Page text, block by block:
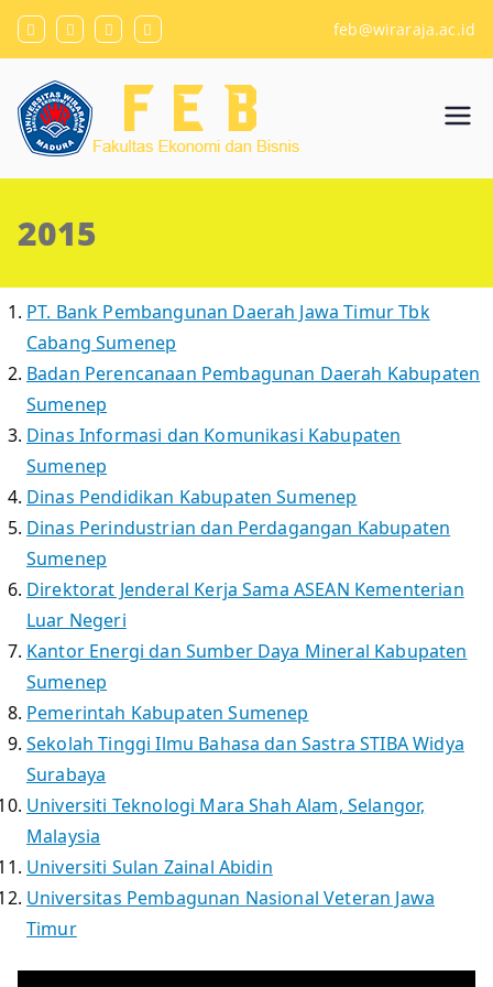
Skip
content
feb@wiraraja.ac.id
Fakulta
mi dan
Bisnis
Universitas Wiraraja
2015
PT. Bank Pembangunan Daerah Jawa Timur Tbk
Cabang Sumenep
Badan Perencanaan Pembagunan Daerah Kabupaten
Sumenep
Dinas Informasi dan Komunikasi Kabupaten
Sumenep
Dinas Pendidikan Kabupaten Sumenep
Dinas Perindustrian dan Perdagangan Kabupaten
Sumenep
Direktorat Jenderal Kerja Sama ASEAN Kementerian
Luar Negeri
Kantor Energi dan Sumber Daya Mineral Kabupaten
Sumenep
Pemerintah Kabupaten Sumenep
Sekolah Tinggi Ilmu Bahasa dan Sastra STIBA Widya
Surabaya
Universiti Teknologi Mara Shah Alam, Selangor,
Malaysia
Universiti Sulan Zainal Abidin
Universitas Pembagunan Nasional Veteran Jawa
Timur